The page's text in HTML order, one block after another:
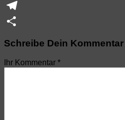
WhatsApp
Telegram
Schreibe Dein Kommentar
Ihr Kommentar *